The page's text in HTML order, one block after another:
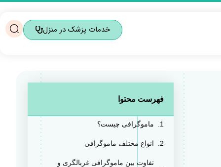
خدمات پزشک در منزل
فهرست محتوا
ماموگرافی چیست؟
انواع مختلف ماموگرافی
تفاوت بین ماموگرافی غربالگری و